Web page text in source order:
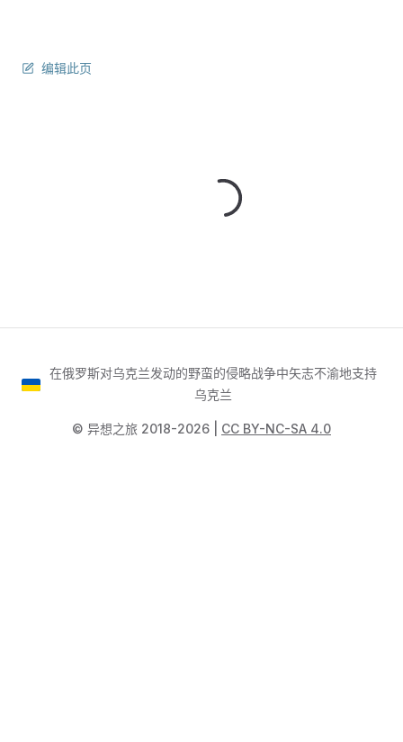
编辑此页
在俄罗斯对乌克兰发动的野蛮的侵略战争中矢志不渝地支持
乌克兰
©️ 异想之旅 2018-2026 | CC BY-NC-SA 4.0